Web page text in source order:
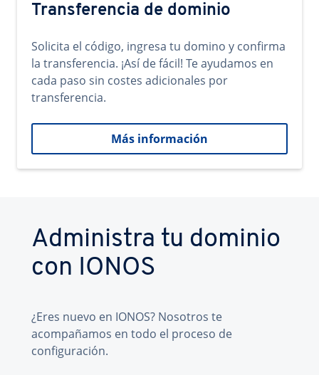
Transferencia de dominio
Solicita el código, ingresa tu domino y confirma
la transferencia. ¡Así de fácil! Te ayudamos en
cada paso sin costes adicionales por
transferencia.
Más información
Administra tu dominio
con IONOS
¿Eres nuevo en IONOS? Nosotros te
acompañamos en todo el proceso de
configuración.